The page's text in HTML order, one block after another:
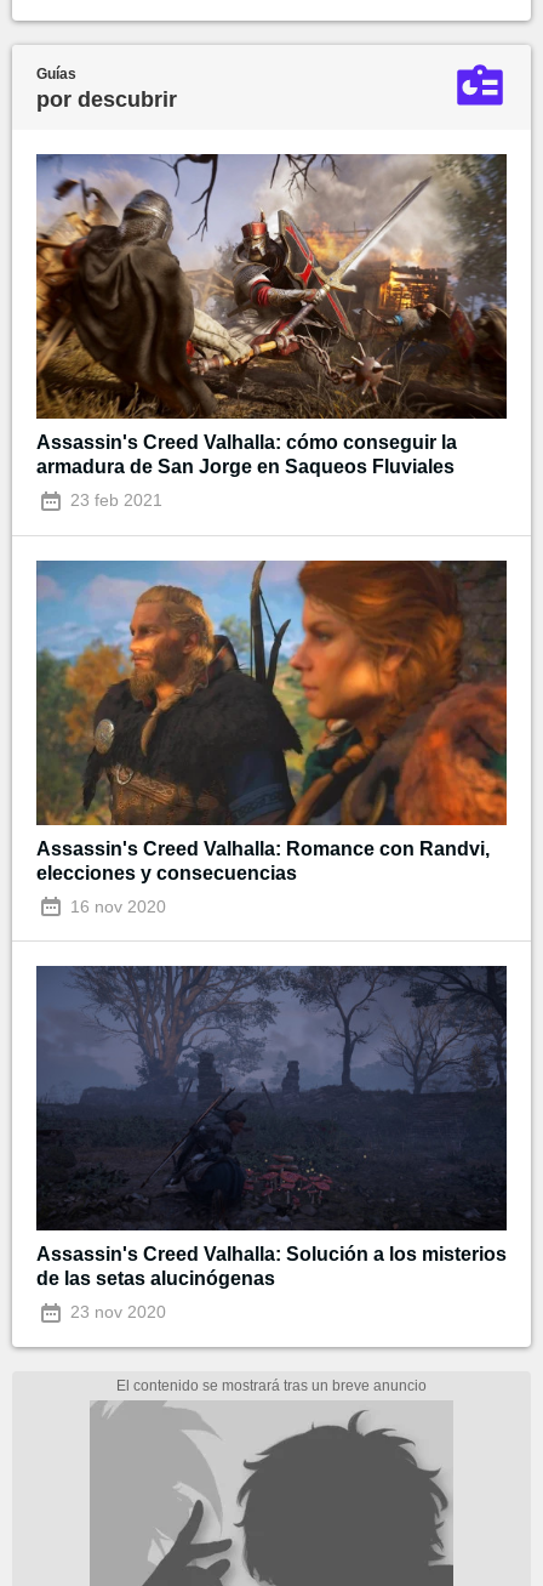
Guías
por descubrir
Assassin's Creed Valhalla: cómo conseguir la
armadura de San Jorge en Saqueos Fluviales
23 feb 2021
Assassin's Creed Valhalla: Romance con Randvi,
elecciones y consecuencias
16 nov 2020
Assassin's Creed Valhalla: Solución a los misterios
de las setas alucinógenas
23 nov 2020